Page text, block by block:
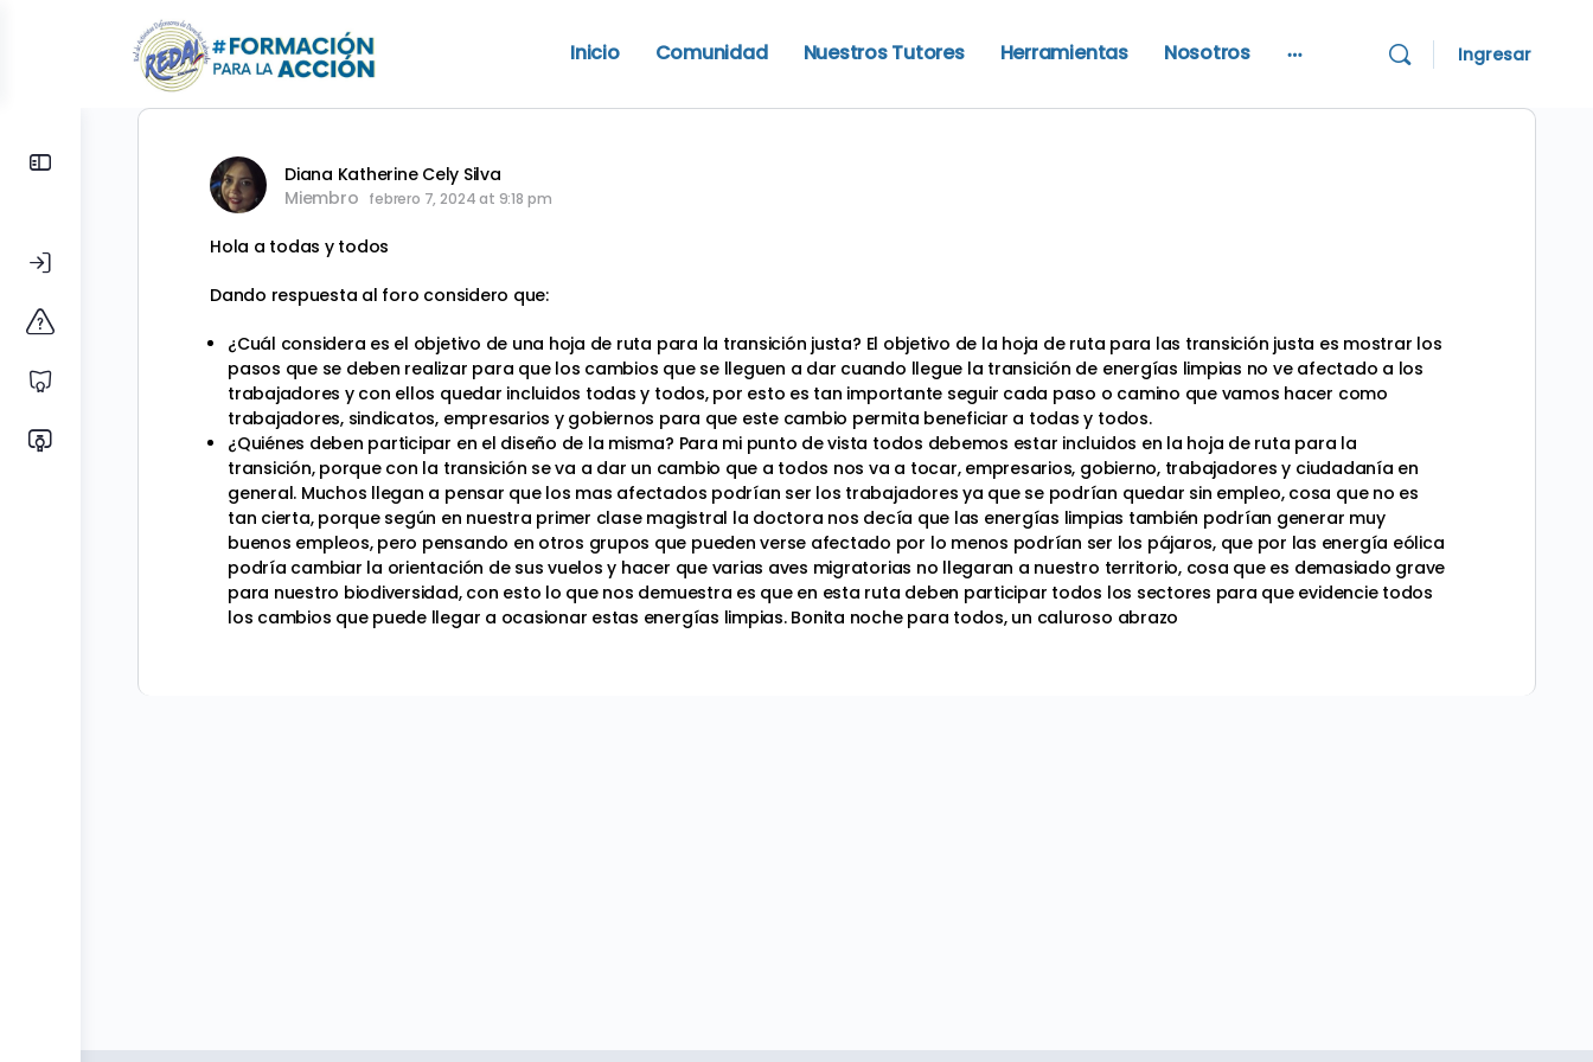
Inicio Comunidad Nuestros Tutores Herramientas Nosotros Ingresar
Diana Katherine Cely Silva
Miembro febrero 7, 2024 at 9:18 pm
Hola a todas y todos
Dando respuesta al foro considero que:
¿Cuál considera es el objetivo de una hoja de ruta para la transición justa? El objetivo de la hoja de ruta para las transición justa es mostrar los
pasos que se deben realizar para que los cambios que se lleguen a dar cuando llegue la transición de energías limpias no ve afectado a los
trabajadores y con ellos quedar incluidos todas y todos, por esto es tan importante seguir cada paso o camino que vamos hacer como
trabajadores, sindicatos, empresarios y gobiernos para que este cambio permita beneficiar a todas y todos.
¿Quiénes deben participar en el diseño de la misma? Para mi punto de vista todos debemos estar incluidos en la hoja de ruta para la
transición, porque con la transición se va a dar un cambio que a todos nos va a tocar, empresarios, gobierno, trabajadores y ciudadanía en
general. Muchos llegan a pensar que los mas afectados podrían ser los trabajadores ya que se podrían quedar sin empleo, cosa que no es
tan cierta, porque según en nuestra primer clase magistral la doctora nos decía que las energías limpias también podrían generar muy
buenos empleos, pero pensando en otros grupos que pueden verse afectado por lo menos podrían ser los pájaros, que por las energía eólica
podría cambiar la orientación de sus vuelos y hacer que varias aves migratorias no llegaran a nuestro territorio, cosa que es demasiado grave
para nuestro biodiversidad, con esto lo que nos demuestra es que en esta ruta deben participar todos los sectores para que evidencie todos
los cambios que puede llegar a ocasionar estas energías limpias. Bonita noche para todos, un caluroso abrazo